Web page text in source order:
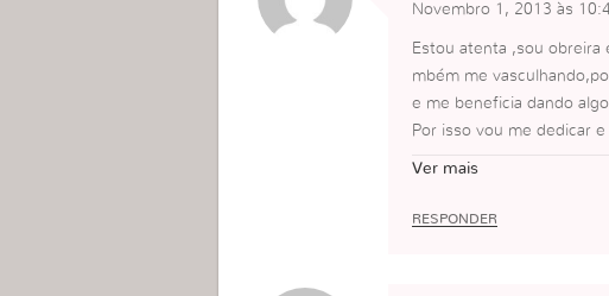
Novembro 1, 2013 às
Estou atenta ,sou obreira
mbém me
e me beneficia dando
Por isso vou me dedicar
Deus abençoe
Ver mais
RESPONDER